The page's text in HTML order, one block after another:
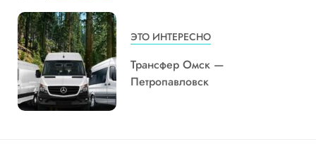
ЭТО ИНТЕРЕСНО
Трансфер Омск —
Петропавловск